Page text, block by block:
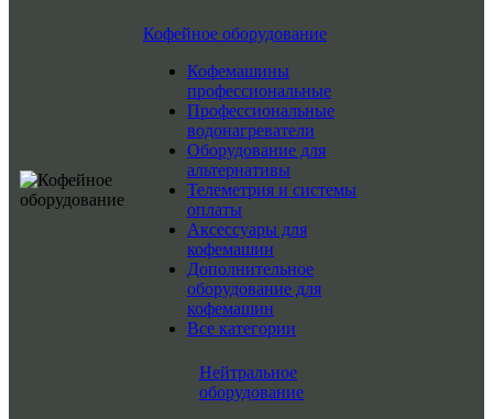
Кофейное оборудование
Кофемашины
профессиональные
Профессиональные
водонагреватели
Оборудование для
альтернативы
Телеметрия и системы
оплаты
Аксессуары для
кофемашин
Дополнительное
оборудование для
кофемашин
Все категории
Нейтральное
оборудование